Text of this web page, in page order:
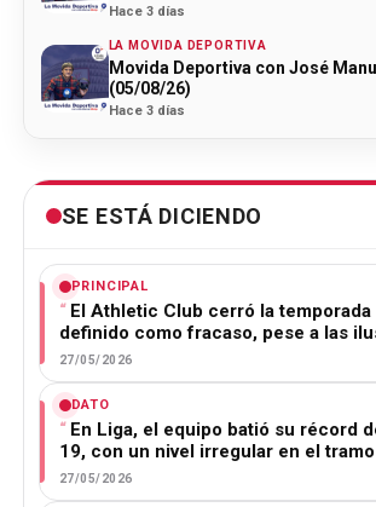
Hace 3 días
LA MOVIDA DEPORTIVA
Movida Deportiva con José
(05/08/26)
Hace 3 días
SE ESTÁ DICIENDO
PRINCIPAL
El Athletic Club cerró la
definido como fracaso, pese a las
27/05/2026
DATO
En Liga, el equipo batió su récord
19, con un nivel irregular en el
27/05/2026